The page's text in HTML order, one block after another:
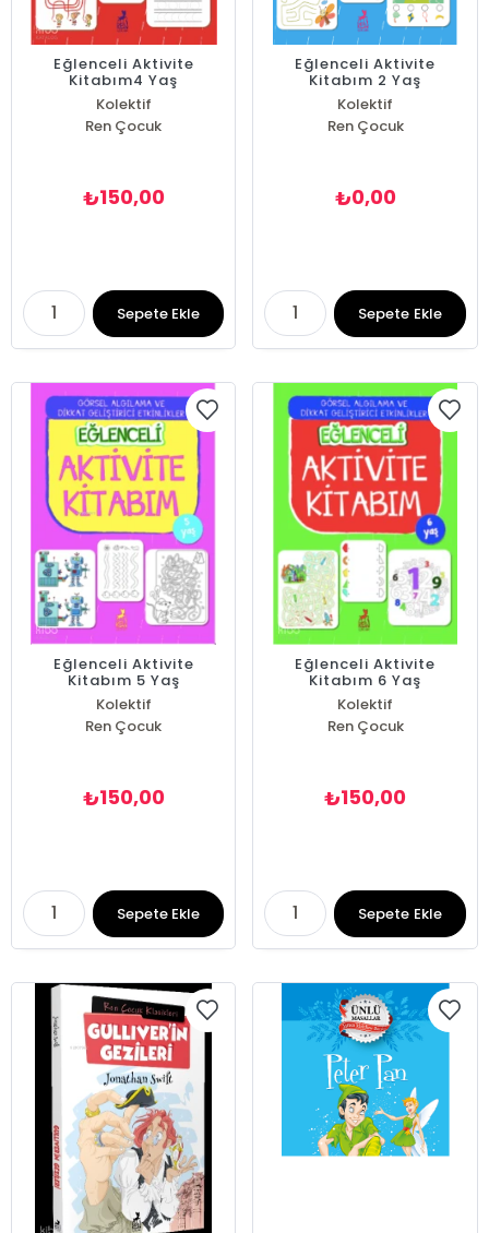
Eğlenceli Aktivite
Kitabım4 Yaş
Kolektif
Ren Çocuk
₺150,00
Sepete Ekle
Eğlenceli Aktivite
Kitabım 2 Yaş
Kolektif
Ren Çocuk
₺0,00
Sepete Ekle
Eğlenceli Aktivite
Kitabım 5 Yaş
Kolektif
Ren Çocuk
₺150,00
Sepete Ekle
Eğlenceli Aktivite
Kitabım 6 Yaş
Kolektif
Ren Çocuk
₺150,00
Sepete Ekle